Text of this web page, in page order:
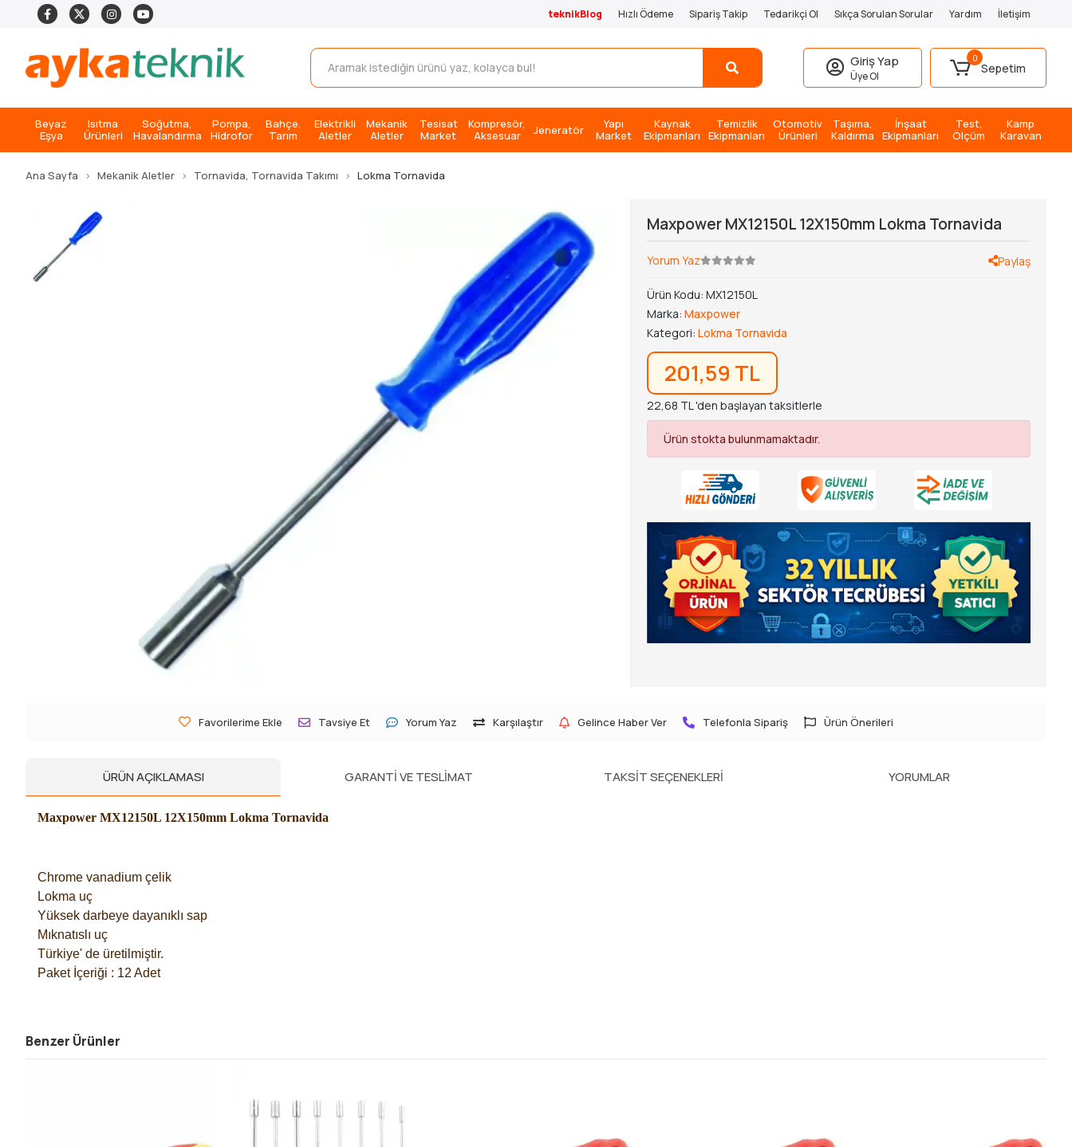
teknikBlog Hızlı Ödeme Sipariş Takip Tedarikçi Ol Sıkça Sorulan Sorular Yardım İletişim
Giriş Yap
Üye Ol
0
Sepetim
Beyaz
Eşya
Isıtma
Ürünleri
Soğutma,
Havalandırma
Pompa,
Hidrofor
Bahçe,
Tarım
Elektrikli
Aletler
Mekanik
Aletler
Tesisat
Market
Kompresör,
Aksesuar
Jeneratör
Yapı
Market
Kaynak
Ekipmanları
Temizlik
Ekipmanları
Otomotiv
Ürünleri
Taşıma,
Kaldırma
İnşaat
Ekipmanları
Test,
Ölçüm
Kamp
Karavan
Ana Sayfa Mekanik Aletler Tornavida, Tornavida Takımı Lokma Tornavida
Maxpower MX12150L 12X150mm Lokma Tornavida
Yorum Yaz Paylaş
Ürün Kodu:MX12150L
Marka:Maxpower
Kategori:Lokma Tornavida
201,59 TL
22,68 TL 'den başlayan taksitlerle
Ürün stokta bulunmamaktadır.
Favorilerime Ekle Tavsiye Et Yorum Yaz Karşılaştır Gelince Haber Ver Telefonla Sipariş Ürün Önerileri
ÜRÜN AÇIKLAMASI GARANTI VE TESLIMAT TAKSIT SEÇENEKLERI YORUMLAR
Maxpower MX12150L 12X150mm Lokma Tornavida
Chrome vanadium çelik
Lokma uç
Yüksek darbeye dayanıklı sap
Mıknatıslı uç
Türkiye' de üretilmiştir.
Paket İçeriği : 12 Adet
Benzer Ürünler